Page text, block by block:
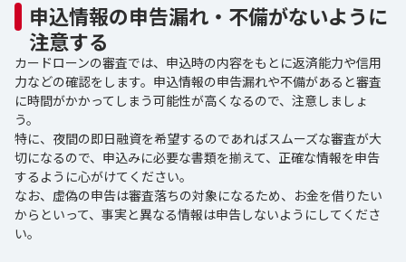
申込情報の申告漏れ・不備がないように
注意する
カードローンの審査では、申込時の内容をもとに返済能力や信用
力などの確認をします。申込情報の申告漏れや不備があると審査
に時間がかかってしまう可能性が高くなるので、注意しましょ
う。
特に、夜間の即日融資を希望するのであればスムーズな審査が大
切になるので、申込みに必要な書類を揃えて、正確な情報を申告
するように心がけてください。
なお、虚偽の申告は審査落ちの対象になるため、お金を借りたい
からといって、事実と異なる情報は申告しないようにしてくださ
い。